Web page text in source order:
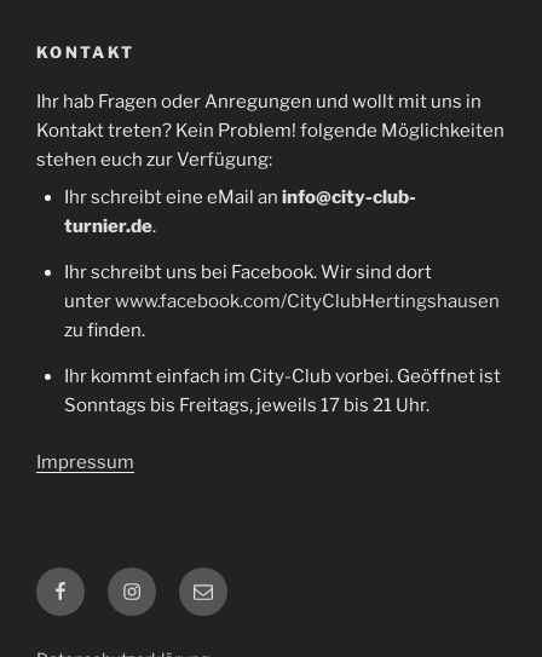
KONTAKT
Ihr hab Fragen oder Anregungen und wollt mit uns in
Kontakt treten? Kein Problem! folgende Möglichkeiten
stehen euch zur Verfügung:
Ihr schreibt eine eMail an info@city-club-
turnier.de.
Ihr schreibt uns bei Facebook. Wir sind dort
unterwww.facebook.com/CityClubHertingshausen
zu finden.
Ihr kommt einfach im City-Club vorbei. Geöffnet ist
Sonntags bis Freitags, jeweils 17 bis 21 Uhr.
Impressum
FacebookInstagram
E-
Mail